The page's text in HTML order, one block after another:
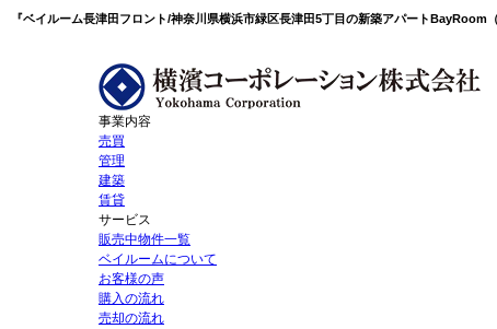
事業内容
売買
管理
建築
賃貸
サービス
販売中物件一覧
ベイルームについて
お客様の声
購入の流れ
売却の流れ